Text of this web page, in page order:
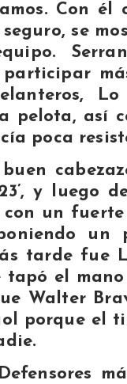
Con él
se
pelota, así
poca
y luego
un
un
tarde fue
el mano
Walter
porque el